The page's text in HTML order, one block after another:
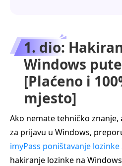
1. dio:
Windows
[Plaćeno i
mjesto]
Ako nemate tehničko
za prijavu u Windows,
imyPass poništavanje lozinke
hakiranje lozinke na